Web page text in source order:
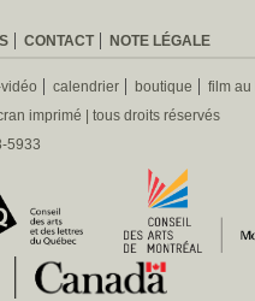
CONTACT NOTE LÉGALE
calendrier boutique
film au
imprimé | tous droits réservés
5933